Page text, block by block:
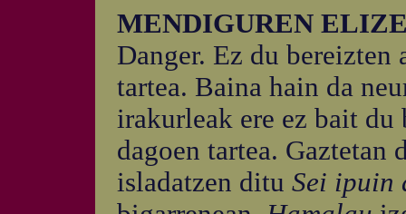
MENDIGUREN
Danger. Ez du
tartea. Baina hain da
irakurleak ere ez bait
dagoen tartea.
isladatzen ditu Sei ipuin